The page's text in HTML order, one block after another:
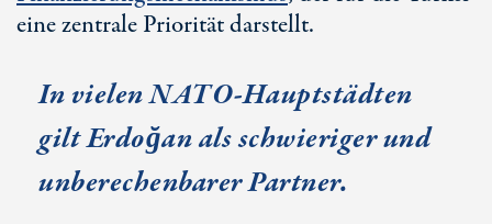
eine zentrale Priorität darstellt.
In vielen NATO-Hauptstädten
gilt Erdoğan als schwieriger und
unberechenbarer Partner.